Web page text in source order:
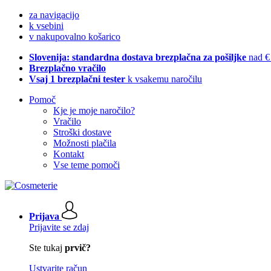
za navigacijo
k vsebini
v nakupovalno košarico
Slovenija: standardna dostava brezplačna za pošiljke nad
Brezplačno vračilo
Vsaj 1 brezplačni tester k vsakemu naročilu
Pomoč
Kje je moje naročilo?
Vračilo
Stroški dostave
Možnosti plačila
Kontakt
Vse teme pomoči
Prijava
Prijavite se zdaj
Ste tukaj prvič?
Ustvarite račun